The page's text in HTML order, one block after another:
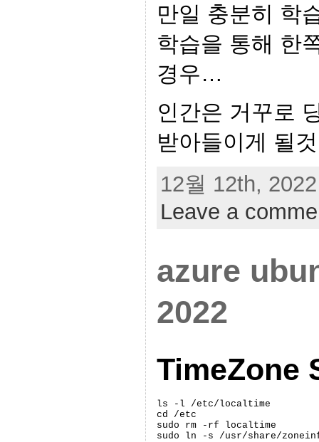
만일 충분히 학
학습을 통해 한
경우…
인간은 거꾸로
받아들이게 될
12월 12th,
Leave a
azure
2022
TimeZone
ls -l /etc/localtime
cd /etc
sudo rm -rf localtime
sudo ln -s /usr/share/